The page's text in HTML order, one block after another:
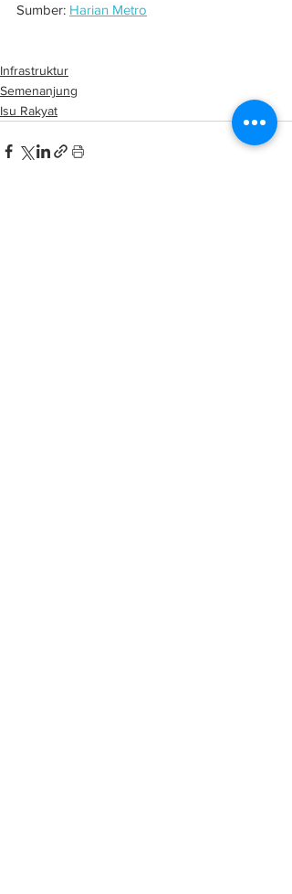
Sumber: Harian Metro
Infrastruktur
Semenanjung
Isu Rakyat